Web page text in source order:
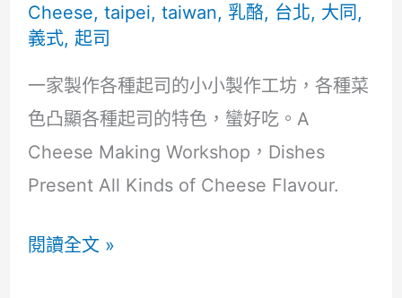
比
登
推
薦
客
家
肉
Cheese, taipei, taiwan, 乳酪, 台北, 大同 ,
義式, 起司
一家製作各種起司的小小製作工坊，各種菜
色凸顯各種起司的特色，蠻好吃。A
Cheese Making Workshop，Dishes
Present All Kinds of Cheese Flavour.
台
閱讀全文 »